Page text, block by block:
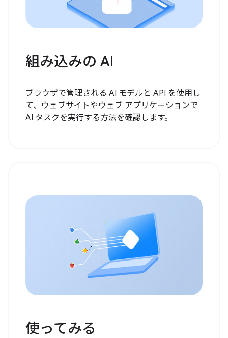
組み込みの AI
ブラウザで管理される AI モデルと API を使用し
て、ウェブサイトやウェブ アプリケーションで
AI タスクを実行する方法を確認します。
使ってみる